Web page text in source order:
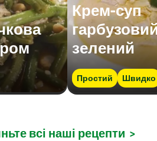
Крем-суп
зелений
Простий Швидко
всі наші рецепти >